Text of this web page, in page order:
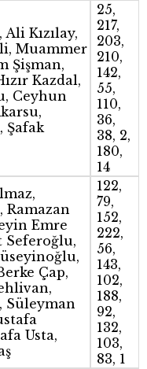
Kızılay,
Muammer
Şişman,
Kazdal,
Ceyhun
Şafak
25,
217,
203,
210,
142,
55,
110,
36,
38, 2,
180,
14
Ramazan
Emre
Seferoğlu,
Çap,
Süleyman
Usta,
122,
79,
152,
222,
56,
143,
102,
188,
92,
132,
103,
83, 1